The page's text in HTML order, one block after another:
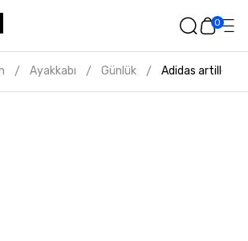
0
/ Ayakkabı / Günlük / Adidas artillery